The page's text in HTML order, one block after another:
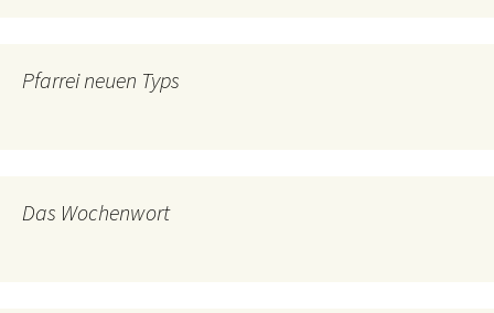
Pfarrei neuen Typs
Das Wochenwort